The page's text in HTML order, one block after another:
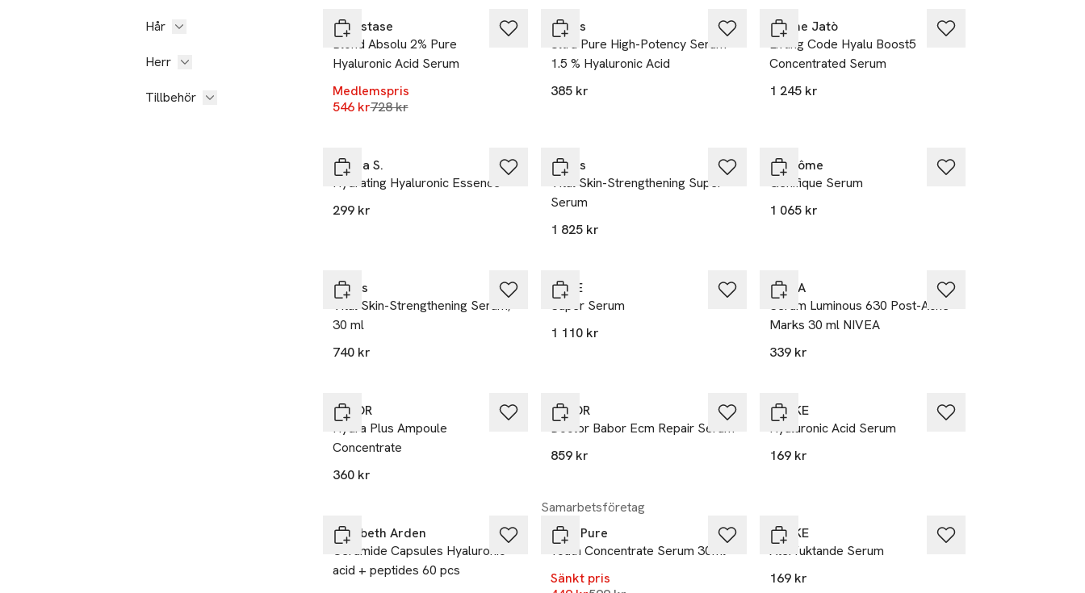
Hår
Herr
Tillbehör
Kérastase
Blond Absolu 2% Pure
Hyaluronic Acid Serum
Medlemspris
546 krLägsta pris 30 dagar
728 kr
Kiehls
Ultra Pure High-Potency Serum
1.5 % Hyaluronic Acid
385 kr
Bioline Jatò
Lifting Code Hyalu Boost5
Concentrated Serum
1 245 kr
Emma S.
Hydrating Hyaluronic Essence
299 kr
Kiehls
Vital Skin-Strengthening Super
Serum
1 825 kr
Lancôme
Genifique Serum
1 065 kr
Kiehls
Vital Skin-Strengthening Serum,
30 ml
740 kr
NUXE
Super Serum
1 110 kr
NIVEA
Serum Luminous 630 Post-Acne
Marks 30 ml NIVEA
339 kr
BABOR
Hydra Plus Ampoule
Concentrate
360 kr
BABOR
Doctor Babor Ecm Repair Serum
859 kr
GESKE
Hyaluronic Acid Serum
169 kr
Elizabeth Arden
Ceramide Capsules Hyaluronic
acid + peptides 60 pcs
Samarbetsföretag
Âme Pure
Youth Concentrate Serum 30ml
Sänkt pris
GESKE
Återfuktande Serum
169 kr